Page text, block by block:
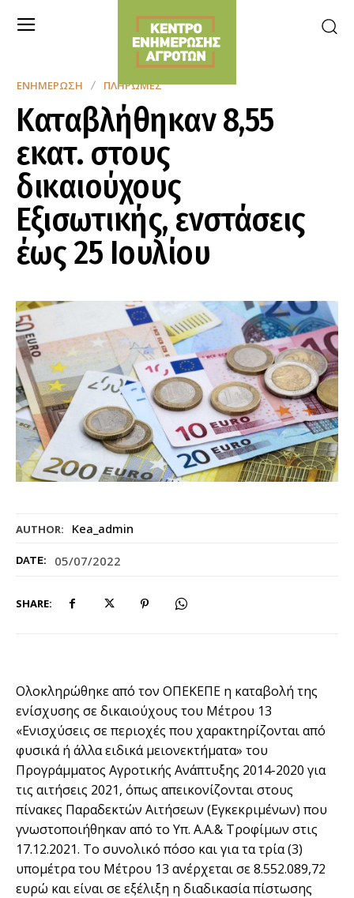
AUTHOR: Kea_admin
DATE: 05/07/2022
SHARE:
ΕΝΗΜΈΡΩΣΗ ΠΛΗΡΩΜΈΣ
Καταβλήθηκαν 8,55
εκατ. στους
δικαιούχους
Εξισωτικής, ενστάσεις
έως 25 Ιουλίου
Ολοκληρώθηκε από τον ΟΠΕΚΕΠΕ η καταβολή της
ενίσχυσης σε δικαιούχους του Μέτρου 13
«Ενισχύσεις σε περιοχές που χαρακτηρίζονται από
φυσικά ή άλλα ειδικά μειονεκτήματα» του
Προγράμματος Αγροτικής Ανάπτυξης 2014-2020 για
τις αιτήσεις 2021, όπως απεικονίζονται στους
πίνακες Παραδεκτών Αιτήσεων (Εγκεκριμένων) που
γνωστοποιήθηκαν από το Υπ. Α.Α.& Τροφίμων στις
17.12.2021. Το συνολικό πόσο και για τα τρία (3)
υπομέτρα του Μέτρου 13 ανέρχεται σε 8.552.089,72
ευρώ και είναι σε εξέλιξη η διαδικασία πίστωσης